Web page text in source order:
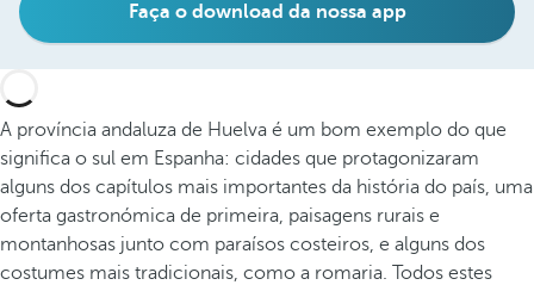
Faça o download da nossa app
A província andaluza de Huelva é um bom exemplo do que
significa o sul em Espanha: cidades que protagonizaram
alguns dos capítulos mais importantes da história do país, uma
oferta gastronómica de primeira, paisagens rurais e
montanhosas junto com paraísos costeiros, e alguns dos
costumes mais tradicionais, como a romaria. Todos estes